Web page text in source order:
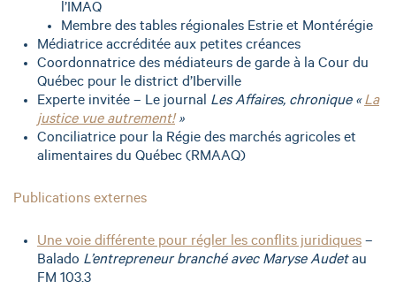
l’IMAQ
Membre des tables régionales Estrie et Montérégie
Médiatrice accréditée aux petites créances
Coordonnatrice des médiateurs de garde à la Cour du
Québec pour le district d’Iberville
Experte invitée – Le journal Les Affaires, chronique «La
justice vue autrement!»
Conciliatrice pour la Régie des marchés agricoles et
alimentaires du Québec (RMAAQ)
Publications externes
Une voie différente pour régler les conflits juridiques –
Balado L’entrepreneur branché avec Maryse Audetau
FM 103.3